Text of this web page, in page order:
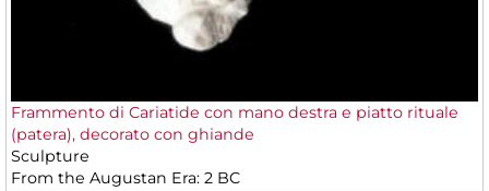
Frammento di Cariatide con mano destra e piatto rituale
(patera), decorato con ghiande
Sculpture
From the Augustan Era: 2 BC